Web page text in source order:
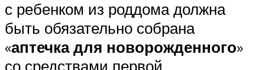
с ребенком из роддома должна
быть обязательно собрана
«аптечка для новорожденного»
со средствами первой